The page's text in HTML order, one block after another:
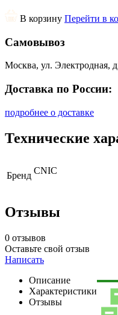
В корзину Перейти в
Самовывоз
Москва, ул. Электродная,
Доставка по России:
подробнее о доставке
Технические
Бренд CNIC
Отзывы
0 отзывов
Оставьте свой отзыв
Написать
Описание
Характеристики
Отзывы